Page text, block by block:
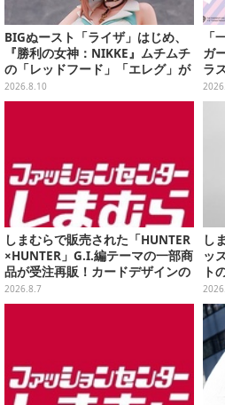
BIGぬースト「ライザ」はじめ、
『勝利の女神：NIKKE』ムチムチ
の「レッドフード」「エレグ」が
上位に！7月あみあみフィギュア
予約ランキング
2026.8.10
「
ガ
ラ
シ
しまむらで販売された「HUNTER
×HUNTER」G.I.編テーマの一部商
品が受注再販！カードデザインの
キーホルダーや、キルアたちのセ
リフ付ソックスなど
2026.8.7
し
ッ
ト
「
ィ